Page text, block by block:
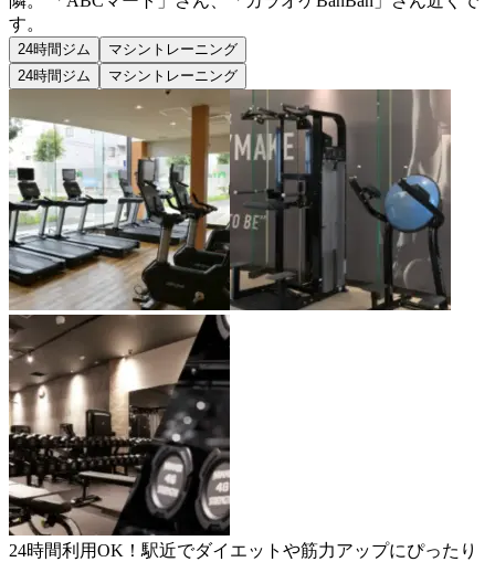
す。
24時間ジム
マシントレーニング
24時間ジム
マシントレーニング
24時間利用OK！駅近でダイエットや筋力アップにぴったり